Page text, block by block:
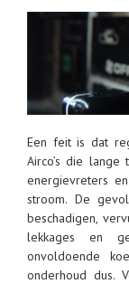
Een feit is dat
Airco’s die
energievreters
stroom. De
beschadigen,
lekkages en
onvoldoende
onderhoud dus.